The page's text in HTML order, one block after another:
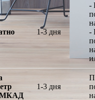
1-3 дня
-
-
МКАД
1-3 дня